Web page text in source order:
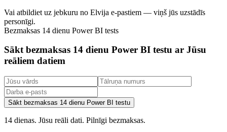
Vai atbildiet uz jebkuru no Elvija e-pastiem — viņš jūs uzstādīs
personīgi.
Bezmaksas 14 dienu Power BI tests
Sākt bezmaksas 14 dienu Power BI testu ar Jūsu
reāliem datiem
Sākt bezmaksas 14 dienu Power BI testu
14 dienas. Jūsu reāli dati. Pilnīgi bezmaksas.